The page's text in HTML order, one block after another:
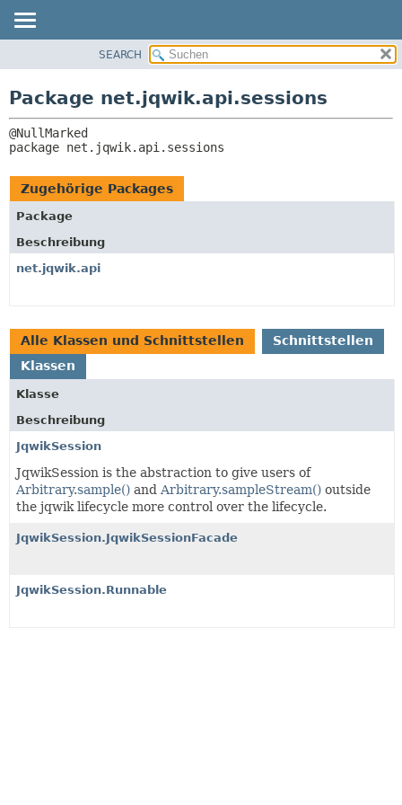
KLASSE
BAUM
INDEX
HILFE
ZUGEHÖRIGE PACKAGES
SEARCH
Package net.jqwik.api.sessions
package net.jqwik.api.sessions
Zugehörige Packages
Package
Beschreibung
net.jqwik.api
Alle Klassen und Schnittstellen
Schnittstellen
Klassen
Klasse
Beschreibung
JqwikSession
JqwikSession is the abstraction to give users of
Arbitrary.sample() and Arbitrary.sampleStream() outside
the jqwik lifecycle more control over the lifecycle.
JqwikSession.JqwikSessionFacade
JqwikSession.Runnable